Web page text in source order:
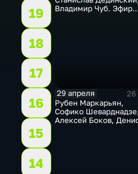
19
18
17
16
15
14
Владимир Чуб. Эфир
29 апреля
26
Рубен Маркарьян,
Софико Шеварднадзе,
Алексей Боков,